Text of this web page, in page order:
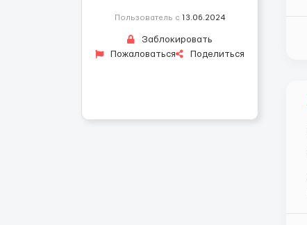
Пользователь с 13.06.2024
Заблокировать
Пожаловаться
Поделиться